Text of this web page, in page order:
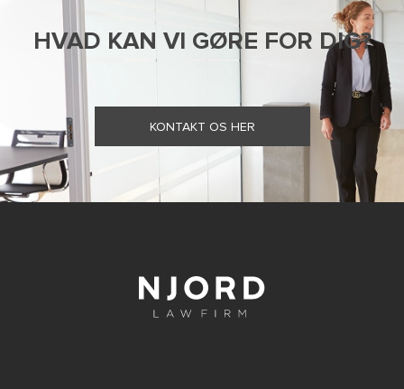
HVAD KAN VI GØRE FOR DIG?
KONTAKT OS HER